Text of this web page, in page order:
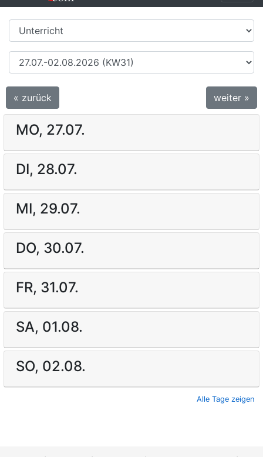
« zurück weiter »
MO, 27.07.
DI, 28.07.
MI, 29.07.
DO, 30.07.
FR, 31.07.
SA, 01.08.
SO, 02.08.
Alle Tage zeigen